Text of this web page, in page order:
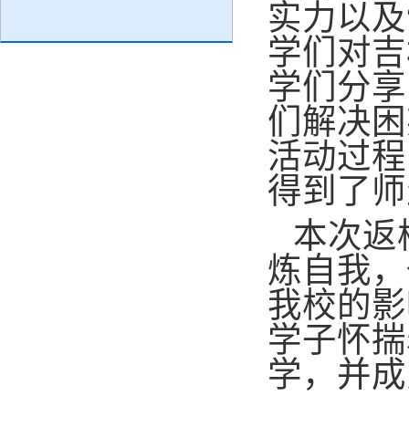
实力以及
学们对
学们分
们解决
活动过
得到了
本次返
炼自我
我校的
学子怀
学，并